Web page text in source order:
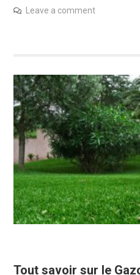
Leave a comment
Tout savoir sur le